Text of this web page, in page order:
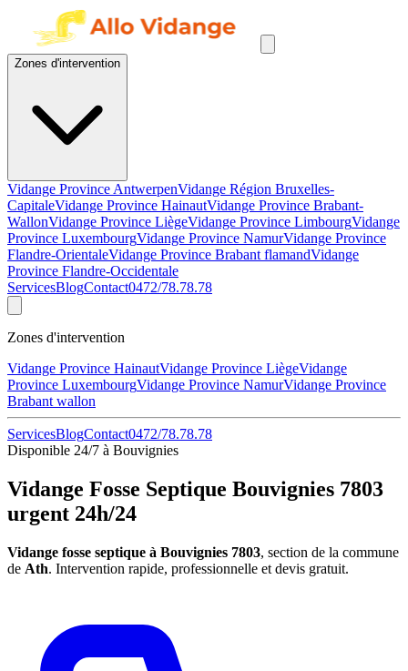
Zones d'intervention
Vidange Province AntwerpenVidange Région Bruxelles-
CapitaleVidange Province HainautVidange Province Brabant-
WallonVidange Province LiègeVidange Province LimbourgVidange
Province LuxembourgVidange Province NamurVidange Province
Flandre-OrientaleVidange Province Brabant flamandVidange
Province Flandre-Occidentale
ServicesBlogContact0472/78.78.78
Zones d'intervention
Vidange Province HainautVidange Province LiègeVidange
Province LuxembourgVidange Province NamurVidange Province
Brabant wallon
ServicesBlogContact0472/78.78.78
Disponible 24/7 à Bouvignies
Vidange Fosse Septique Bouvignies 7803
urgent 24h/24
Vidange fosse septique à Bouvignies 7803, section de la commune
de Ath. Intervention rapide, professionnelle et devis gratuit.